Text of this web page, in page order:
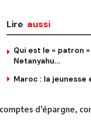
Lire aussi
Qui est le « patron
Netanyahu…
Maroc : la jeunesse
d’épargne,